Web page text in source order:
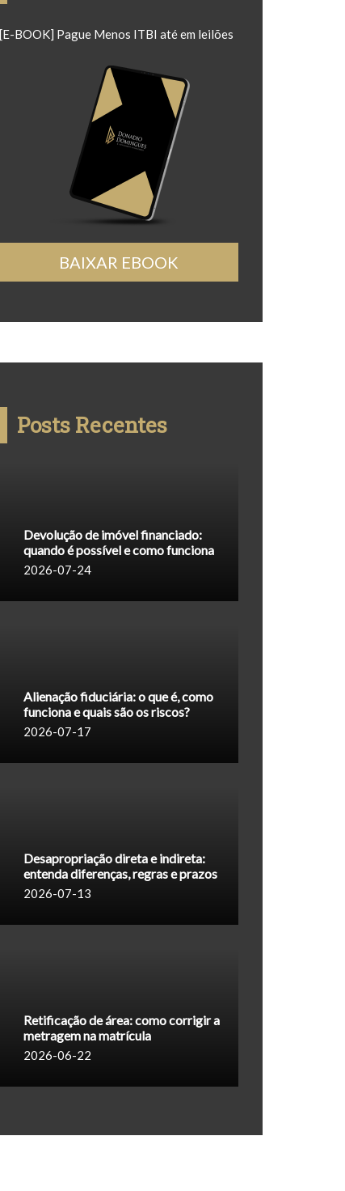
[E-BOOK] Pague Menos ITBI até em leilões
BAIXAR EBOOK
Posts Recentes
Devolução de imóvel financiado:
quando é possível e como funciona
2026-07-24
Alienação fiduciária: o que é, como
funciona e quais são os riscos?
2026-07-17
Desapropriação direta e indireta:
entenda diferenças, regras e prazos
2026-07-13
Retificação de área: como corrigir a
metragem na matrícula
2026-06-22